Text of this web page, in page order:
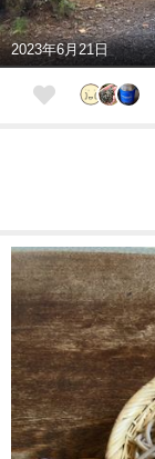
2023年6月21日